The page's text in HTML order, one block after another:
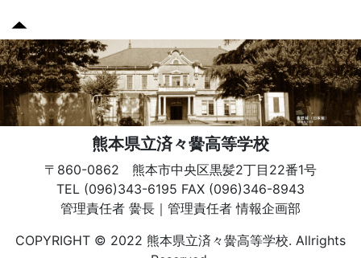
熊本県立済々黌高等学校
〒860-0862 熊本市中央区黒髪2丁目22番1号
TEL (096)343-6195 FAX (096)346-8943
管理責任者 黌長｜管理責任者 情報企画部
COPYRIGHT © 2022 熊本県立済々黌高等学校. Allrights